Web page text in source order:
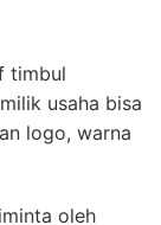
timbul
usaha bisa
logo, warna
oleh